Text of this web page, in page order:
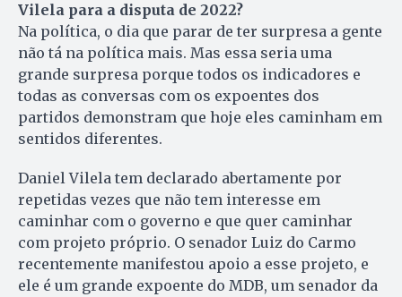
Vilela para a disputa de 2022?
Na política, o dia que parar de ter surpresa a gente
não tá na política mais. Mas essa seria uma
grande surpresa porque todos os indicadores e
todas as conversas com os expoentes dos
partidos demonstram que hoje eles caminham em
sentidos diferentes.
Daniel Vilela tem declarado abertamente por
repetidas vezes que não tem interesse em
caminhar com o governo e que quer caminhar
com projeto próprio. O senador Luiz do Carmo
recentemente manifestou apoio a esse projeto, e
ele é um grande expoente do MDB, um senador da